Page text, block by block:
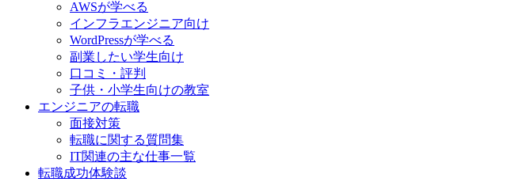
AWSが学べる
インフラエンジニア向け
WordPressが学べる
副業したい学生向け
口コミ・評判
子供・小学生向けの教室
エンジニアの転職
面接対策
転職に関する質問集
IT関連の主な仕事一覧
転職成功体験談